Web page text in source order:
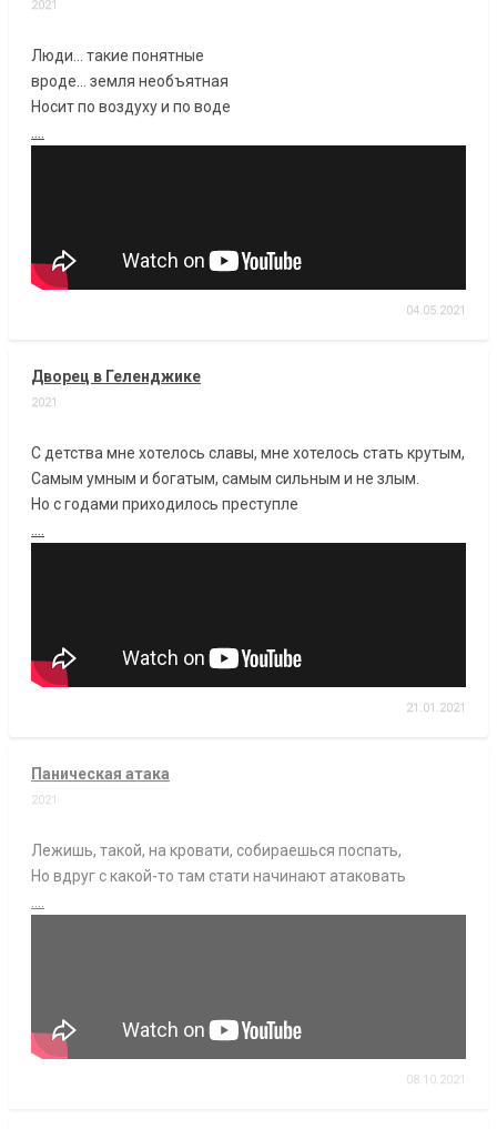
2021
Люди... такие понятные
вроде... земля необъятная
Носит по воздуху и по воде
04.05.2021
Дворец в Геленджике
2021
С детства мне хотелось славы, мне хотелось стать крутым,
Самым умным и богатым, самым сильным и не злым.
Но с годами приходилось преступле
21.01.2021
Паническая атака
2021
Лежишь, такой, на кровати, собираешься поспать,
Но вдруг с какой-то там стати начинают атаковать
08.10.2021